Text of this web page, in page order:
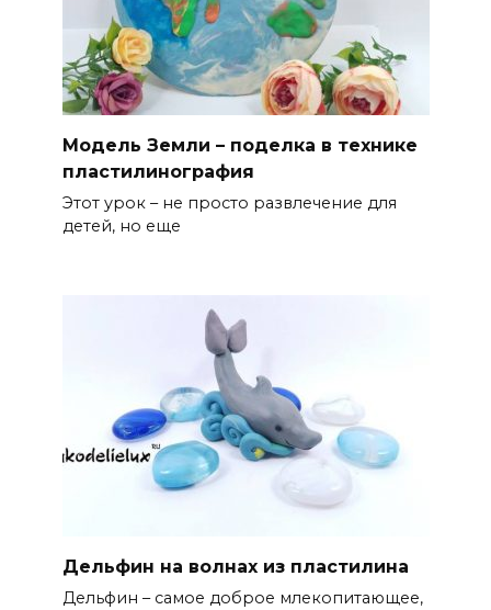
Модель Земли – поделка в технике
пластилинография
Этот урок – не просто развлечение для
детей, но еще
Дельфин на волнах из пластилина
Дельфин – самое доброе млекопитающее,